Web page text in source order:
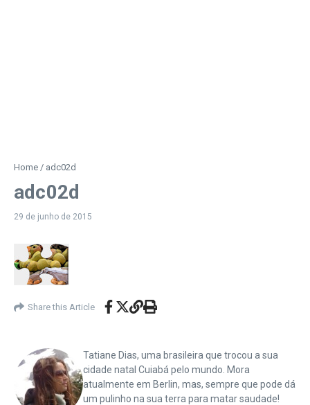
Home / adc02d
adc02d
29 de junho de 2015
Share this Article
Tatiane Dias, uma brasileira que trocou a sua
cidade natal Cuiabá pelo mundo. Mora
atualmente em Berlin, mas, sempre que pode dá
um pulinho na sua terra para matar saudade!